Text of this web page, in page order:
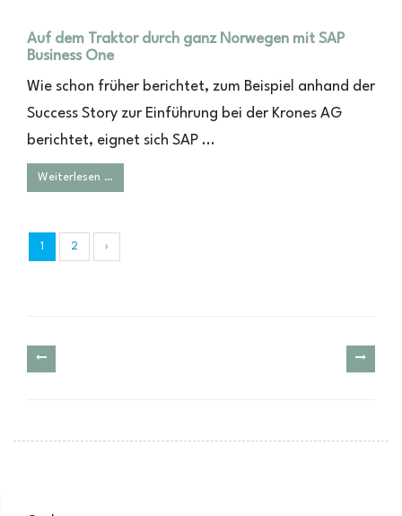
Auf dem Traktor durch ganz Norwegen mit SAP
Business One
Wie schon früher berichtet, zum Beispiel anhand der
Success Story zur Einführung bei der Krones AG
berichtet, eignet sich SAP ...
Weiterlesen …
1 2 ›